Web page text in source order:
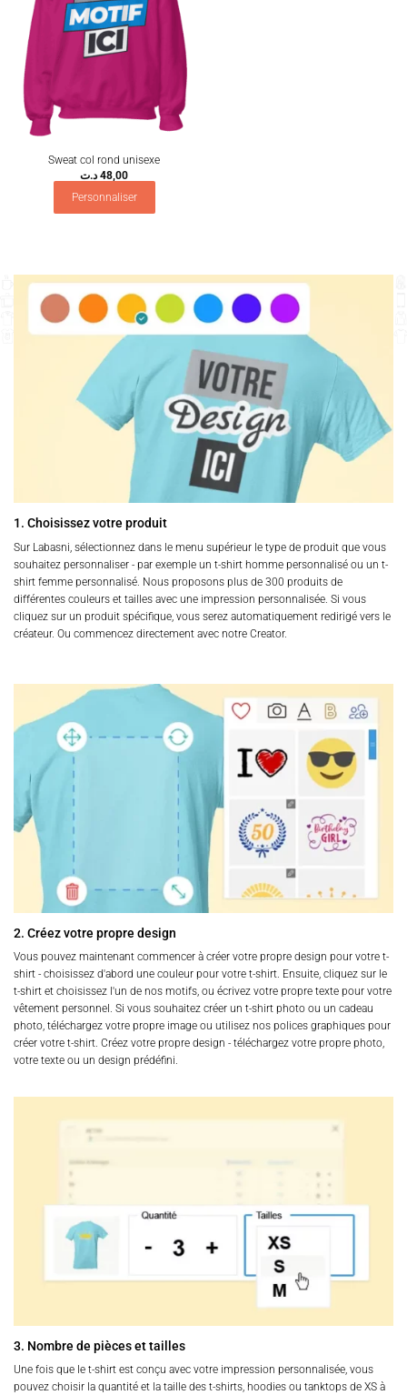
Sweat col rond unisexe
48,00 د.ت
Personnaliser
1. Choisissez votre produit
Sur Labasni, sélectionnez dans le menu supérieur le type de produit que vous
souhaitez personnaliser - par exemple un t-shirt homme personnalisé ou un t-
shirt femme personnalisé. Nous proposons plus de 300 produits de
différentes couleurs et tailles avec une impression personnalisée. Si vous
cliquez sur un produit spécifique, vous serez automatiquement redirigé vers le
créateur. Ou commencez directement avec notre Creator.
2. Créez votre propre design
Vous pouvez maintenant commencer à créer votre propre design pour votre t-
shirt - choisissez d'abord une couleur pour votre t-shirt. Ensuite, cliquez sur le
t-shirt et choisissez l'un de nos motifs, ou écrivez votre propre texte pour votre
vêtement personnel. Si vous souhaitez créer un t-shirt photo ou un cadeau
photo, téléchargez votre propre image ou utilisez nos polices graphiques pour
créer votre t-shirt. Créez votre propre design - téléchargez votre propre photo,
votre texte ou un design prédéfini.
3. Nombre de pièces et tailles
Une fois que le t-shirt est conçu avec votre impression personnalisée, vous
pouvez choisir la quantité et la taille des t-shirts, hoodies ou tanktops de XS à